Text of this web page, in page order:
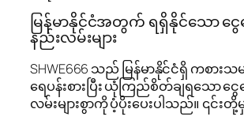
မြန်မာနိုင်ငံအတွက် ရရှိနိုင်သော ငွေပ
နည်းလမ်းများ
SHWE666 သည် မြန်မာနိုင်ငံရှိ ကစားသ
ရေပန်းစားပြီး ယုံကြည်စိတ်ချရသော ငွေ
လမ်းများစွာကို ပံ့ပိုးပေးပါသည်။ ၎င်းတို့